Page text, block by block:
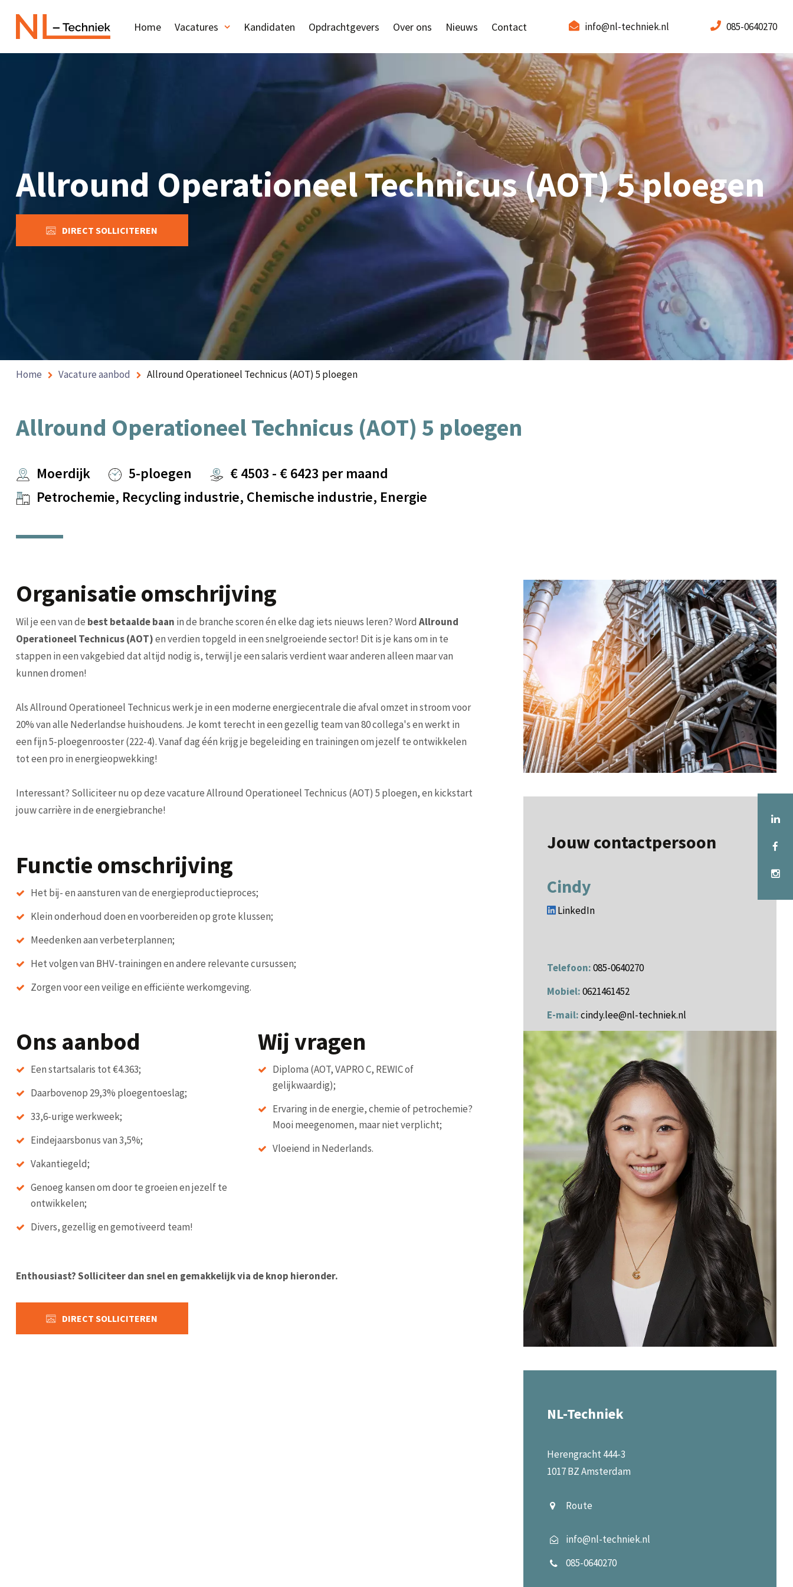
Home Vacatures Kandidaten Opdrachtgevers Over ons Nieuws Contact info@nl-techniek.nl 085-0640270
Allround Operationeel Technicus (AOT) 5 ploegen
DIRECT SOLLICITEREN
Home Vacature aanbod Allround Operationeel Technicus (AOT) 5 ploegen
Allround Operationeel Technicus (AOT) 5 ploegen
Moerdijk 5-ploegen €4503 - €6423 per maand
Petrochemie, Recycling industrie, Chemische industrie, Energie
Organisatie omschrijving
Wil je een van de best betaalde baan in de branche scoren én elke dag iets nieuws leren? Word Allround
Operationeel Technicus (AOT)en verdien topgeld in een snelgroeiende sector! Dit is je kans om in te
stappen in een vakgebied dat altijd nodig is, terwijl je een salaris verdient waar anderen alleen maar van
kunnen dromen!
Als Allround Operationeel Technicus werk je in een moderne energiecentrale die afval omzet in stroom voor
20% van alle Nederlandse huishoudens. Je komt terecht in een gezellig team van 80 collega's en werkt in
een fijn 5-ploegenrooster (222-4). Vanaf dag één krijg je begeleiding en trainingen om jezelf te ontwikkelen
tot een pro in energieopwekking!
Interessant? Solliciteer nu op deze vacature Allround Operationeel Technicus (AOT) 5 ploegen, en kickstart
jouw carrière in de energiebranche!
Functie omschrijving
Het bij- en aansturen van de energieproductieproces;
Klein onderhoud doen en voorbereiden op grote klussen;
Meedenken aan verbeterplannen;
Het volgen van BHV-trainingen en andere relevante cursussen;
Zorgen voor een veilige en efficiënte werkomgeving.
Ons aanbod
Een startsalaris tot €4.363;
Daarbovenop 29,3% ploegentoeslag;
33,6-urige werkweek;
Eindejaarsbonus van 3,5%;
Vakantiegeld;
Genoeg kansen om door te groeien en jezelf te
ontwikkelen;
Divers, gezellig en gemotiveerd team!
Wij vragen
Diploma (AOT, VAPRO C, REWIC of
gelijkwaardig);
Ervaring in de energie, chemie of petrochemie?
Mooi meegenomen, maar niet verplicht;
Vloeiend in Nederlands.
Enthousiast? Solliciteer dan snel en gemakkelijk via de knop hieronder.
DIRECT SOLLICITEREN
Jouw contactpersoon
Cindy
LinkedIn
Telefoon:085-0640270
Mobiel:0621461452
E-mail:cindy.lee@nl-techniek.nl
NL-Techniek
Herengracht 444-3
1017 BZ Amsterdam
Route
info@nl-techniek.nl
085-0640270